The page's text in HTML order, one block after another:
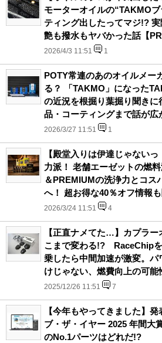
モーターオイルの“TAKMO
ティング出したってマジ!?
艶も撥水もヤバかった話【PR
2026/4/3 11:51 1
POTY常連のあのオイルメー
る？ 「TAKMO」になった
の近況を根掘り葉掘り聞き
品・コーティングまで話が広
2026/3/27 11:51 1
【殿堂入りは伊達じゃない
力派！ 老舗エーゼットの燃料
＆PREMIUMの洗浄力とコス
へ！ 超お得な40％オフ情報も
2026/3/24 11:51 4
【正直ナメてた…】カプラー
こまで変わる!? RaceChip
乗したら中間加速が激変。
けじゃない、燃費向上の可能
2025/12/26 11:51 7
【今年もやってきました】
ブ・ザ・イヤー 2025 年間大
のNo.1パーツはどれだ!?